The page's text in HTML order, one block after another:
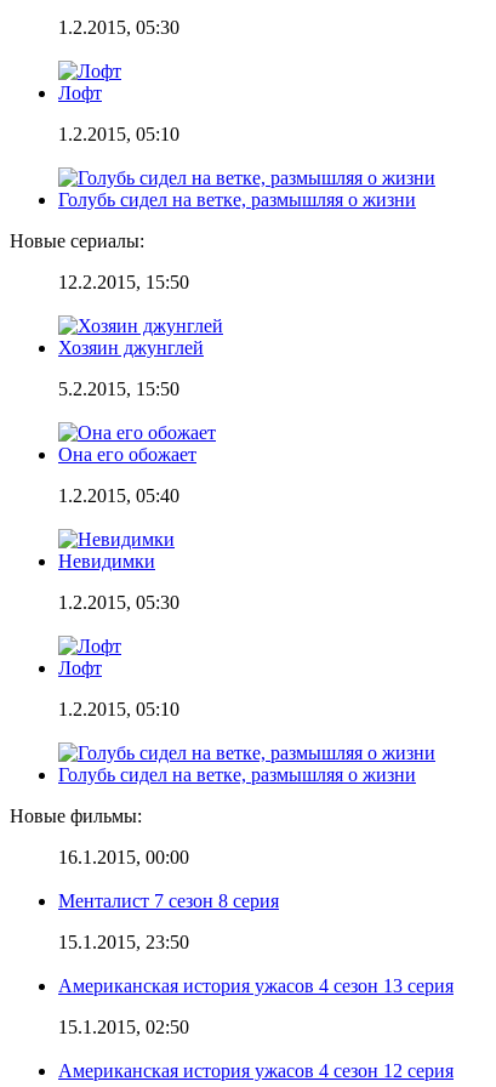
1.2.2015, 05:30
Лофт
1.2.2015, 05:10
Голубь сидел на ветке, размышляя о жизни
Новые сериалы:
12.2.2015, 15:50
Хозяин джунглей
5.2.2015, 15:50
Она его обожает
1.2.2015, 05:40
Невидимки
1.2.2015, 05:30
Лофт
1.2.2015, 05:10
Голубь сидел на ветке, размышляя о жизни
Новые фильмы:
16.1.2015, 00:00
Менталист 7 сезон 8 серия
15.1.2015, 23:50
Американская история ужасов 4 сезон 13 серия
15.1.2015, 02:50
Американская история ужасов 4 сезон 12 серия